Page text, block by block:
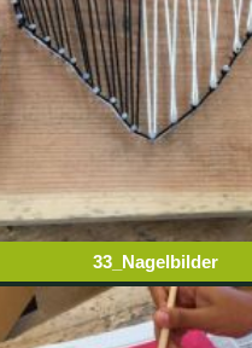
33_Nagelbilder